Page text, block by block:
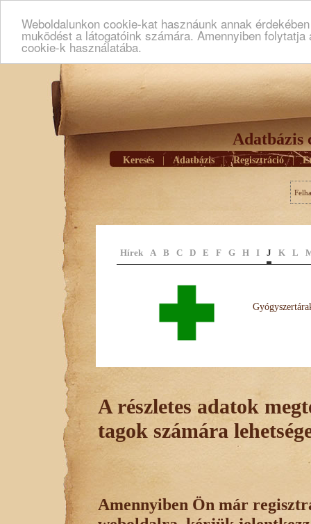
Weboldalunkon cookie-kat hasznáunk annak
muködést a látogatóink számára. Amennyiben
cookie-k használatába.
Adatbázis
Keresés Adatbázis | Regisztráció |
Hírek A B C D E F G H I J K L
A részletes adatok
tagok számára
Amennyiben Ön már